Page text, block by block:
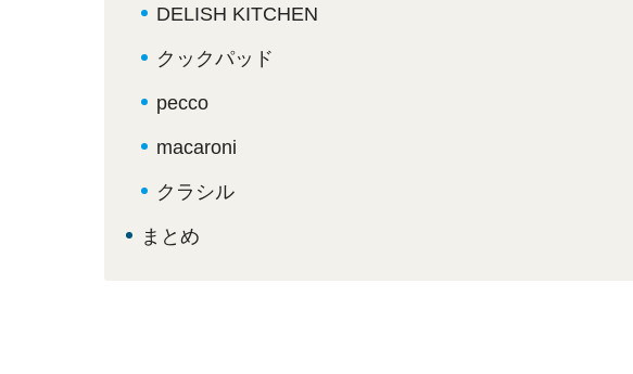
DELISH KITCHEN
クックパッド
pecco
macaroni
クラシル
まとめ